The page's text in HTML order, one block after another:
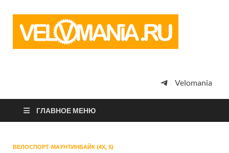
просто
Velomania
ГЛАВНОЕ МЕНЮ
ВЕЛОСПОРТ-МАУНТИНБАЙК (4Х, S)